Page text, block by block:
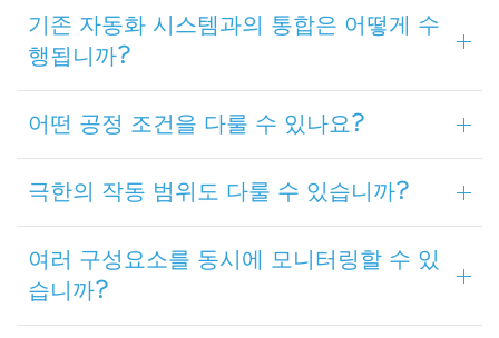
기존 자동화 시스템과의 통합은 어떻게 수
행됩니까?
어떤 공정 조건을 다룰 수 있나요?
극한의 작동 범위도 다룰 수 있습니까?
여러 구성요소를 동시에 모니터링할 수 있
습니까?